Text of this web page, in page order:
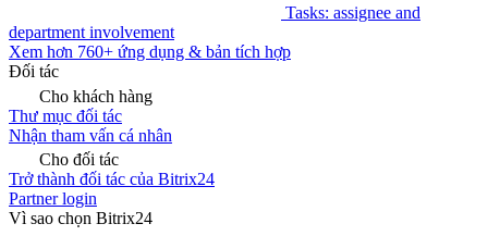
Tasks: assignee and
department involvement
Xem hơn 760+ ứng dụng & bản tích hợp
Đối tác
Cho khách hàng
Thư mục đối tác
Nhận tham vấn cá nhân
Cho đối tác
Trở thành đối tác của Bitrix24
Partner login
Vì sao chọn Bitrix24